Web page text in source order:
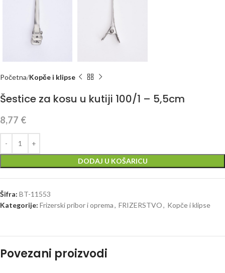
Početna Kopče i klipse
Šestice za kosu u kutiji 100/1 – 5,5cm
8,77 €
DODAJ U KOŠARICU
Šifra: BT-11553
Kategorije: Frizerski pribor i oprema, FRIZERSTVO, Kopče i klipse
Povezani proizvodi